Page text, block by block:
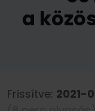
a
Frissítve: 2021-